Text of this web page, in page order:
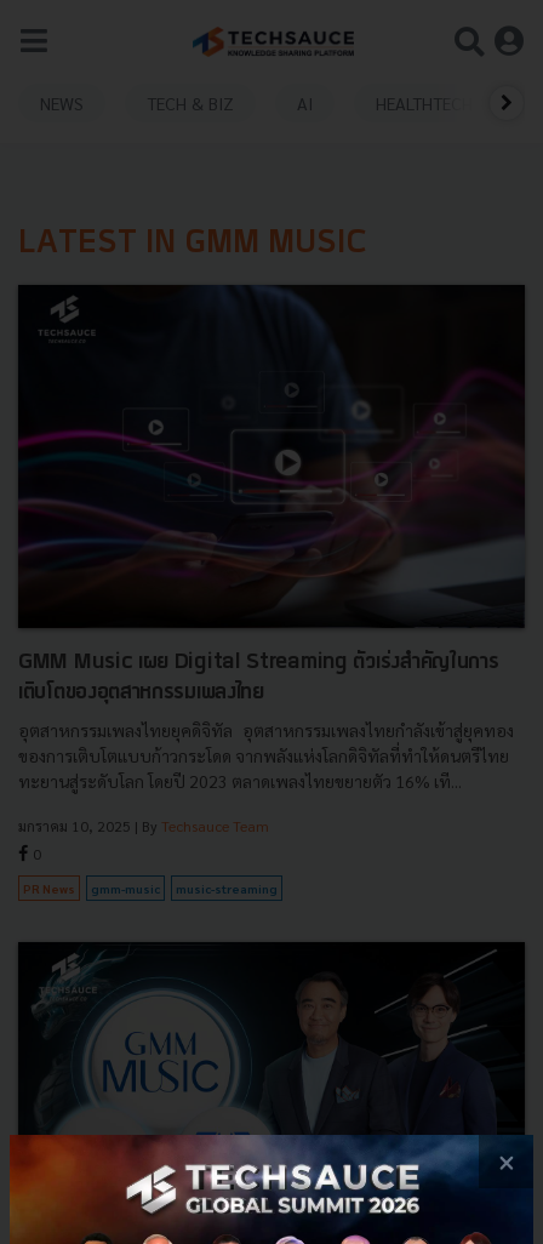
NEWS TECH & BIZ AI HEALTHTECH
LATEST IN GMM MUSIC
GMM Music เผย Digital Streaming ตัวเร่งสำคัญในการ
เติบโตของอุตสาหกรรมเพลงไทย
อุตสาหกรรมเพลงไทยยุคดิจิทัล อุตสาหกรรมเพลงไทยกำลังเข้าสู่ยุคทอง
ของการเติบโตแบบก้าวกระโดด จากพลังแห่งโลกดิจิทัลที่ทำให้ดนตรีไทย
ทะยานสู่ระดับโลก โดยปี 2023 ตลาดเพลงไทยขยายตัว 16% เที...
มกราคม 10, 2025 | By Techsauce Team
0
PR News gmm-music music-streaming
×